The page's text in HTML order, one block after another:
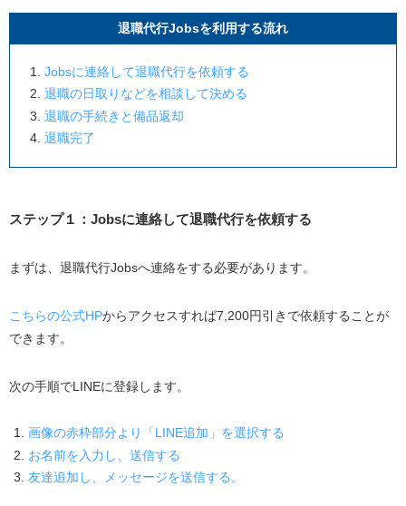
退職代行Jobsを利用する流れ
Jobsに連絡して退職代行を依頼する
退職の日取りなどを相談して決める
退職の手続きと備品返却
退職完了
ステップ１：Jobsに連絡して退職代行を依頼する
まずは、退職代行Jobsへ連絡をする必要があります。
こちらの公式HPからアクセスすれば7,200円引きで依頼することが
できます。
次の手順でLINEに登録します。
画像の赤枠部分より「LINE追加」を選択する
お名前を入力し、送信する
友達追加し、メッセージを送信する。